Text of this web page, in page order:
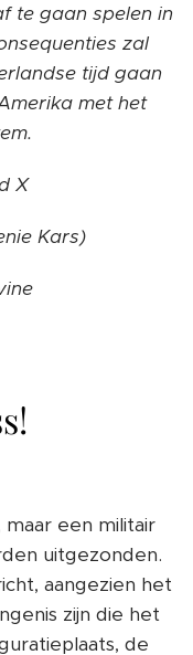
te gaan spelen in
zal
tijd gaan
met het
X
Kars)
maar een militair
uitgezonden.
aangezien het
zijn die het
de